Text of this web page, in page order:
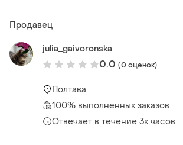
Продавец
julia_gaivoronska
0.0 (0 оценок)
Полтава
100% выполненных заказов
Отвечает в течение 3х часов